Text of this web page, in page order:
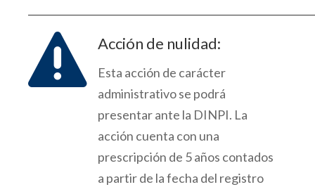
 Acción de nulidad:
Esta acción de carácter
administrativo se podrá
presentar ante la DINPI. La
acción cuenta con una
prescripción de 5 años contados
a partir de la fecha del registro